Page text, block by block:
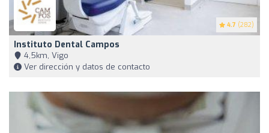
4.7 (282)
Instituto Dental Campos
4,5km, Vigo
Ver dirección y datos de contacto